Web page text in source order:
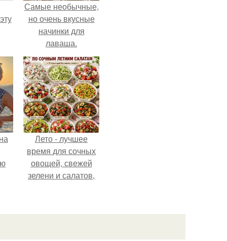
Самые необычные,
но очень вкусные
начинки для
лаваша.
Лето - лучшее
время для сочных
овощей, свежей
зелени и салатов,
несколько минут.